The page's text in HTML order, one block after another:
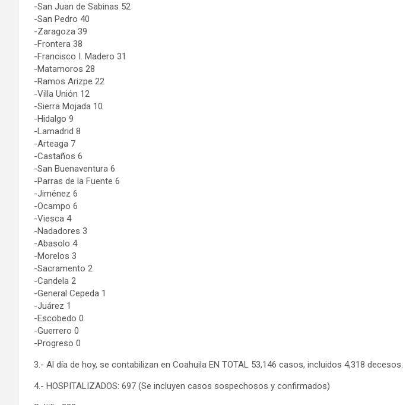
-San Juan de Sabinas 52
-San Pedro 40
-Zaragoza 39
-Frontera 38
-Francisco I. Madero 31
-Matamoros 28
-Ramos Arizpe 22
-Villa Unión 12
-Sierra Mojada 10
-Hidalgo 9
-Lamadrid 8
-Arteaga 7
-Castaños 6
-San Buenaventura 6
-Parras de la Fuente 6
-Jiménez 6
-Ocampo 6
-Viesca 4
-Nadadores 3
-Abasolo 4
-Morelos 3
-Sacramento 2
-Candela 2
-General Cepeda 1
-Juárez 1
-Escobedo 0
-Guerrero 0
-Progreso 0
3.- Al día de hoy, se contabilizan en Coahuila EN TOTAL 53,146 casos, incluidos 4,318 decesos.
4.- HOSPITALIZADOS: 697 (Se incluyen casos sospechosos y confirmados)